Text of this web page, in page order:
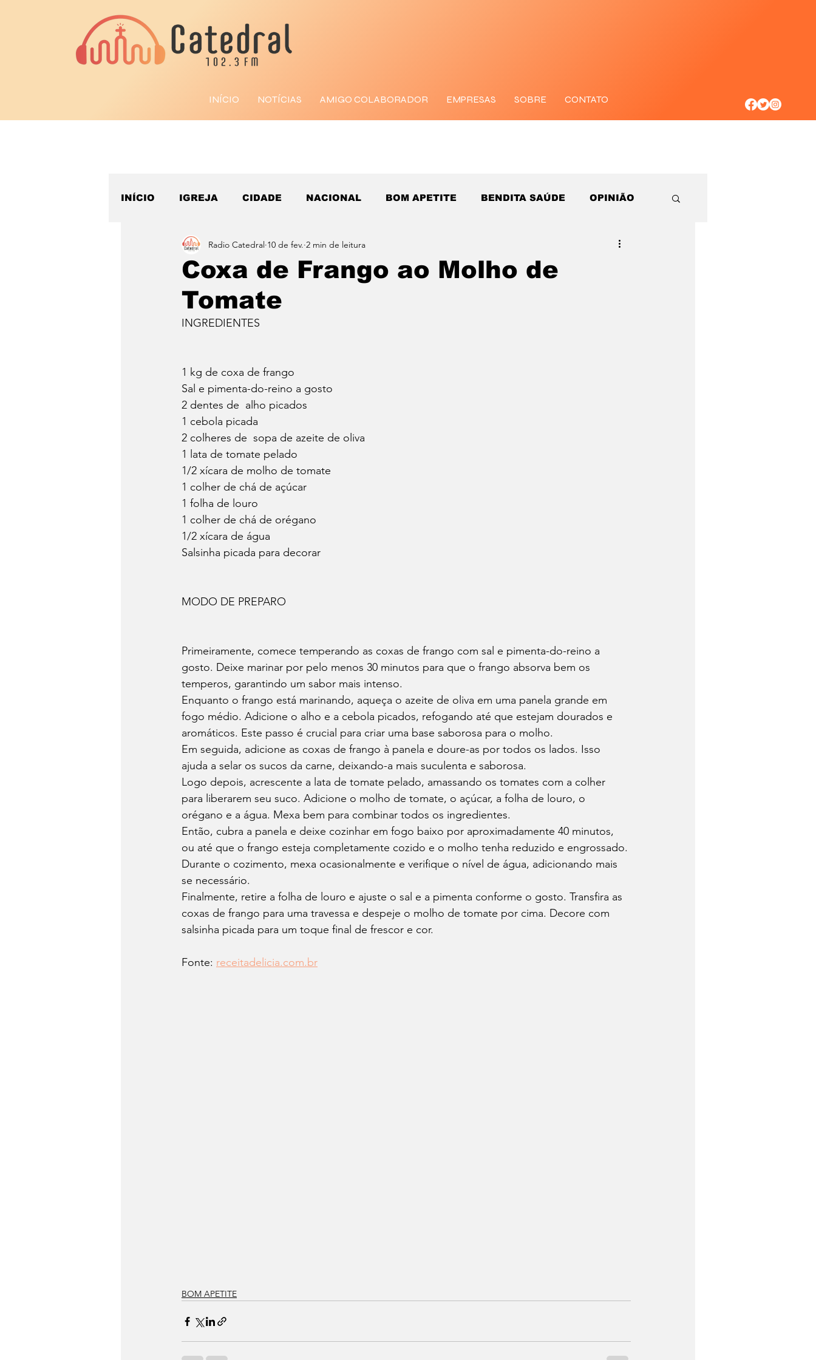
INÍCIO NOTÍCIAS AMIGO COLABORADOR EMPRESAS SOBRE CONTATO
INÍCIO IGREJA CIDADE NACIONAL BOM APETITE BENDITA SAÚDE OPINIÃO
ESPORTE
Coxa de Frango ao Molho de
Tomate
Radio Catedral 10 de fev. 2 min de leitura
INGREDIENTES
1 kg de coxa de frango
Sal e pimenta-do-reino a gosto
2 dentes de  alho picados
1 cebola picada
2 colheres de  sopa de azeite de oliva
1 lata de tomate pelado
1/2 xícara de molho de tomate
1 colher de chá de açúcar
1 folha de louro
1 colher de chá de orégano
1/2 xícara de água
Salsinha picada para decorar
MODO DE PREPARO
Primeiramente, comece temperando as coxas de frango com sal e pimenta-do-reino a
gosto. Deixe marinar por pelo menos 30 minutos para que o frango absorva bem os
temperos, garantindo um sabor mais intenso.
Enquanto o frango está marinando, aqueça o azeite de oliva em uma panela grande em
fogo médio. Adicione o alho e a cebola picados, refogando até que estejam dourados e
aromáticos. Este passo é crucial para criar uma base saborosa para o molho.
Em seguida, adicione as coxas de frango à panela e doure-as por todos os lados. Isso
ajuda a selar os sucos da carne, deixando-a mais suculenta e saborosa.
Logo depois, acrescente a lata de tomate pelado, amassando os tomates com a colher
para liberarem seu suco. Adicione o molho de tomate, o açúcar, a folha de louro, o
orégano e a água. Mexa bem para combinar todos os ingredientes.
Então, cubra a panela e deixe cozinhar em fogo baixo por aproximadamente 40 minutos,
ou até que o frango esteja completamente cozido e o molho tenha reduzido e engrossado.
Durante o cozimento, mexa ocasionalmente e verifique o nível de água, adicionando mais
se necessário.
Finalmente, retire a folha de louro e ajuste o sal e a pimenta conforme o gosto. Transfira as
coxas de frango para uma travessa e despeje o molho de tomate por cima. Decore com
salsinha picada para um toque final de frescor e cor.
Fonte: receitadelicia.com.br
BOM APETITE